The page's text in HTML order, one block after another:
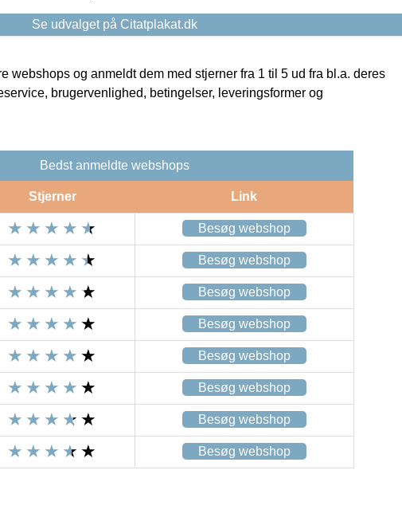
Se udvalget på Citatplakat.dk
webshops og anmeldt dem med stjerner fra 1 til 5 ud fra bl.a. deres
brugervenlighed, betingelser, leveringsformer og
Bedst anmeldte webshops
Stjerner Link
Besøg webshop
Besøg webshop
Besøg webshop
Besøg webshop
Besøg webshop
Besøg webshop
Besøg webshop
Besøg webshop